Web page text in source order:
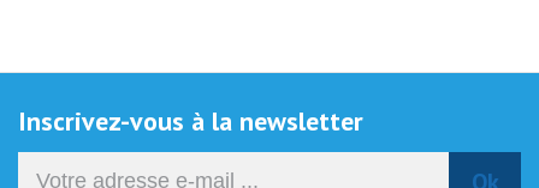
Inscrivez-vous à la newsletter